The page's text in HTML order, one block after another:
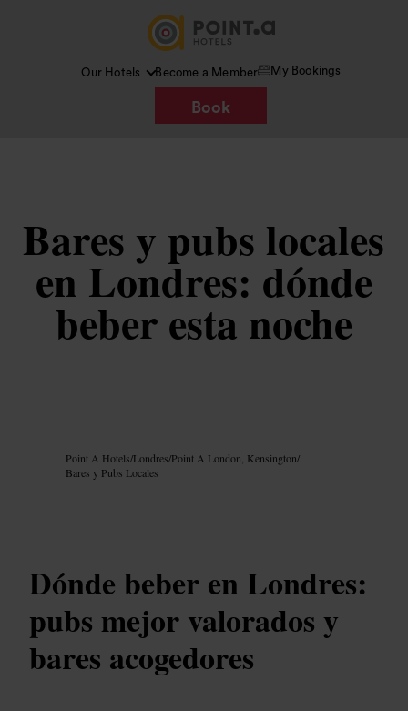
Our Hotels Become a Member My Bookings
Book
Bares y pubs locales
en Londres: dónde
beber esta noche
Point A Hotels/Londres/Point A London, Kensington/
Bares y Pubs Locales
Dónde beber en Londres:
pubs mejor valorados y
bares acogedores